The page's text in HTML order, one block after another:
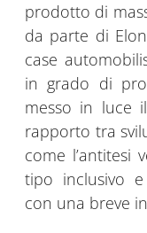
prodotto di
da parte di
case
in grado di
messo in luce
rapporto tra
come l’antitesi
tipo inclusivo e
con una breve